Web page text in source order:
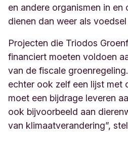
en andere organismen in en
dienen dan weer als
Projecten die Triodos
financiert moeten voldoen
van de fiscale
echter ook zelf een lijst met
moet een bijdrage leveren
ook bijvoorbeeld aan
van klimaatverandering”,